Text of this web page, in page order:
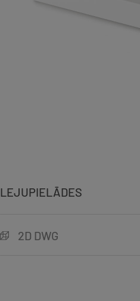
LEJUPIELĀDES
2D DWG